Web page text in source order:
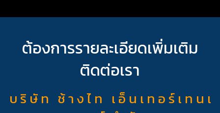
ต้องการรายละเอียดเพิ่มเติม
ติดต่อเรา
บ ริ ษั ท ช้ า ง ไ ท เ อ็ น เ ท อ ร์ เ ท น เ